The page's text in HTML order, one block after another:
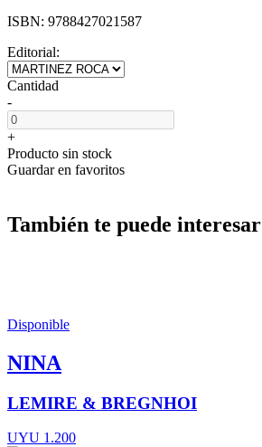
ISBN: 9788427021587
Editorial:
Cantidad
-
+
Producto sin stock
Guardar en favoritos
También te puede interesar
Disponible
NINA
LEMIRE & BREGNHOI
UYU 1.200